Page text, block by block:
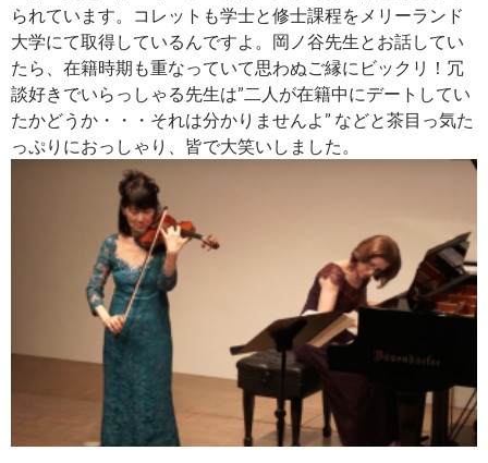
られています。コレットも学士と修士課程をメリーランド
大学にて取得しているんですよ。岡ノ谷先生とお話してい
たら、在籍時期も重なっていて思わぬご縁にビックリ！冗
談好きでいらっしゃる先生は”二人が在籍中にデートしてい
たかどうか・・・それは分かりませんよ” などと茶目っ気た
っぷりにおっしゃり、皆で大笑いしました。